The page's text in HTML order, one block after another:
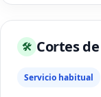
🛠 Cortes
Servicio habitual